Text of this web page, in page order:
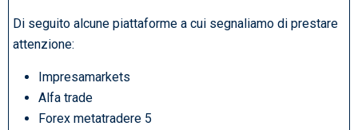
Di seguito alcune piattaforme a cui segnaliamo di prestare
attenzione:
Impresamarkets
Alfa trade
Forex metatradere 5